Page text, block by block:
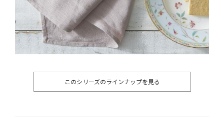
このシリーズのラインナップを見る